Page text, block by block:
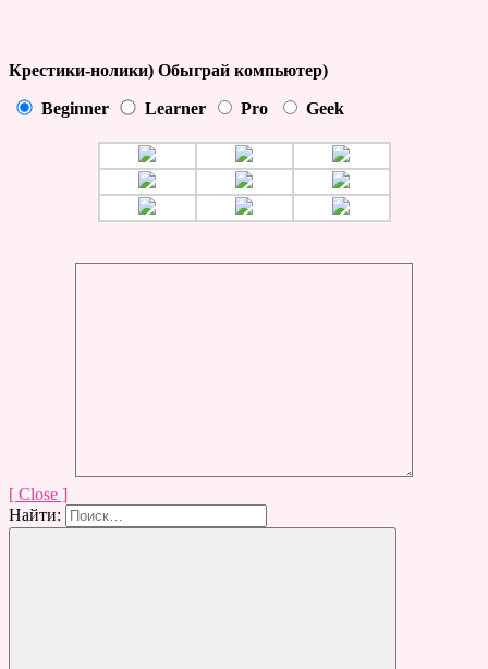
Крестики-нолики) Обыграй компьютер)
Beginner Learner Pro Geek
[ Close ]
Найти: